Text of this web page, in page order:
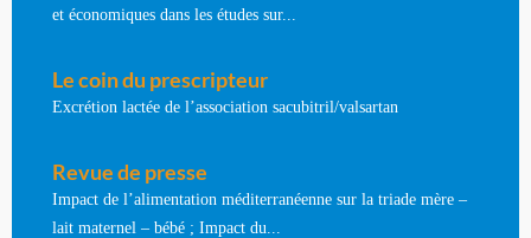
et économiques dans les études sur...
Le coin du prescripteur
Excrétion lactée de l’association sacubitril/valsartan
Revue de presse
Impact de l’alimentation méditerranéenne sur la triade mère –
lait maternel – bébé ; Impact du...